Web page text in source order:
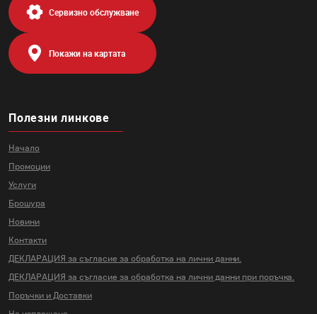
Полезни линкове
Начало
Промоции
Услуги
Брошура
Новини
Контакти
ДЕКЛАРАЦИЯ за съгласие за обработка на лични данни.
ДЕКЛАРАЦИЯ за съгласие за обработка на лични данни при поръчка.
Поръчки и Доставки
Сервизно обслужване
Покажи на картата